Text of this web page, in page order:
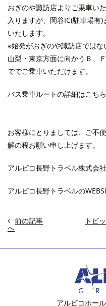
おぎのや諏訪店よりご乗車い
入りますが、岡谷IC(駐車場有
いたします。
※始発がおぎのや諏訪店ではな
山梨・東京方面に向かうＢ、
ででご乗車いただけます。
バス乗車ルートの詳細はこち
お客様にとりましては、ご不
解の程お願い申し上げます。
アルピコ長野トラベル株式会
アルピコ長野トラベルの
前の記事
へ
トピ
アルピコホー